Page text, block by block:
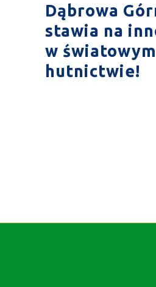
Dąbrowa
stawia na
w światowym
hutnictwie!